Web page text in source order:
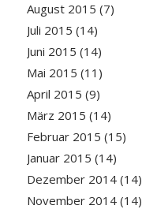
August 2015 (7)
Juli 2015 (14)
Juni 2015 (14)
Mai 2015 (11)
April 2015 (9)
März 2015 (14)
Februar 2015 (15)
Januar 2015 (14)
Dezember 2014(14)
November 2014(14)